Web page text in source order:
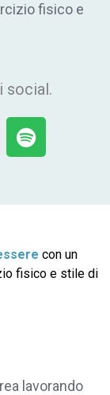
fisico e
social.
S
p
i
y con un
fisico e stile di
lavorando